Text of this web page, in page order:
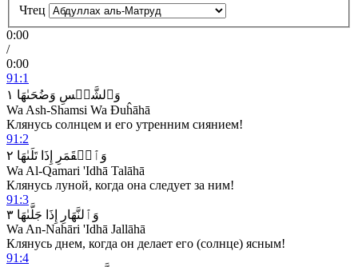
Чтец
0:00
/
0:00
91:1
وَٱلشَّمۡسِ وَضُحَىٰهَا
Wa Ash-Shamsi Wa Đuĥāhā
Клянусь солнцем и его утренним сиянием!
91:2
وَٱلۡقَمَرِ
إِذَا تَلَىٰهَا
Wa Al-Qamari 'Idhā Talāhā
Клянусь луной, когда она следует за ним!
91:3
وَٱلنَّهَارِ
إِذَا جَلَّىٰهَا
Wa An-Nahāri 'Idhā Jallāhā
Клянусь днем, когда он делает его (солнце) ясным!
91:4